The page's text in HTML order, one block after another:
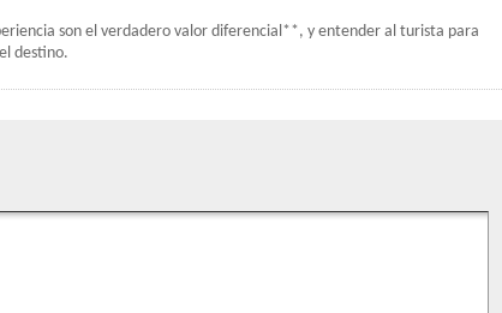
son el verdadero valor diferencial**, y entender al turista para
destino.